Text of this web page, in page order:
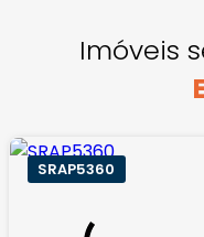
Imóveis
SRAP5360